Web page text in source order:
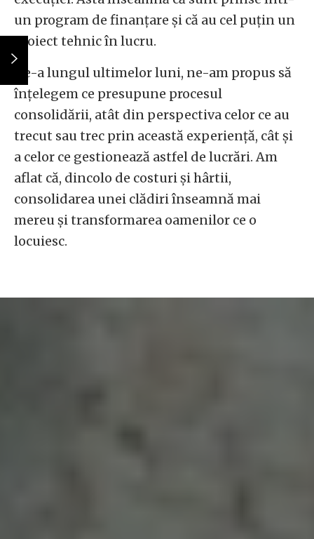
un program de finanțare și că au cel puțin un
proiect tehnic în lucru.
De-a lungul ultimelor luni, ne-am propus să
înțelegem ce presupune procesul
consolidării, atât din perspectiva celor ce au
trecut sau trec prin această experiență, cât și
a celor ce gestionează astfel de lucrări. Am
aflat că, dincolo de costuri și hârtii,
consolidarea unei clădiri înseamnă mai
mereu și transformarea oamenilor ce o
locuiesc.